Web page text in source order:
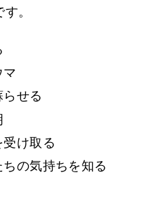
。
マ
せる
け取る
ちの気持ちを知る